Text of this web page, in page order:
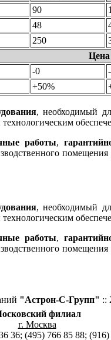
90
48
250
Цена
-0
+50%
, необходимый
работы,
, необходимый
работы,
"Астрон-С-Групп" ::
филиал
г. Москва
36; (495) 766 85 88; (916)